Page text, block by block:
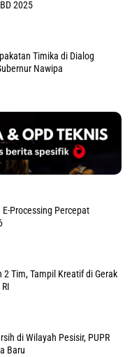
2025
Timika di Dialog
Nawipa
Processing Percepat
2 Tim, Tampil Kreatif di Gerak
di Wilayah Pesisir, PUPR
Baru